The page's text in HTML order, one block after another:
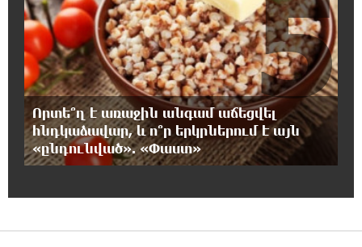
Նարեկ Կարապետյանը` Կաթողիկոսին
հեռացնել փորձելու մասին
16:57:42 7-08-2026
«ՀայաՔվեն» կանգնած է Հայ առաքելական
եկեղեցու պաշտպանության առաջնագծում.
մաս 3
16:50:26 7-08-2026
անել
Որտե՞ղ է առաջին անգամ աճեցվել
հնդկաձավար, և ո՞ր երկրներում է այն
«ընդունված». «Փաստ»
5